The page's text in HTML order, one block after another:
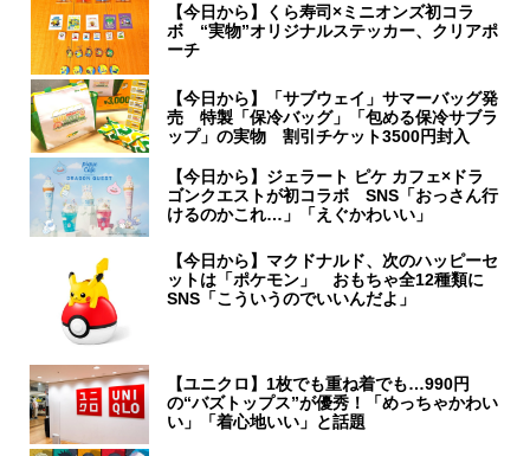
【今日から】くら寿司×ミニオンズ初コラ
ボ “実物”オリジナルステッカー、クリアポ
ーチ
【今日から】「サブウェイ」サマーバッグ発
売 特製「保冷バッグ」「包める保冷サブラ
ップ」の実物 割引チケット3500円封入
【今日から】ジェラート ピケ カフェ×ドラ
ゴンクエストが初コラボ SNS「おっさん行
けるのかこれ…」「えぐかわいい」
【今日から】マクドナルド、次のハッピーセ
ットは「ポケモン」 おもちゃ全12種類に
SNS「こういうのでいいんだよ」
【ユニクロ】1枚でも重ね着でも…990円
の“バズトップス”が優秀！「めっちゃかわい
い」「着心地いい」と話題